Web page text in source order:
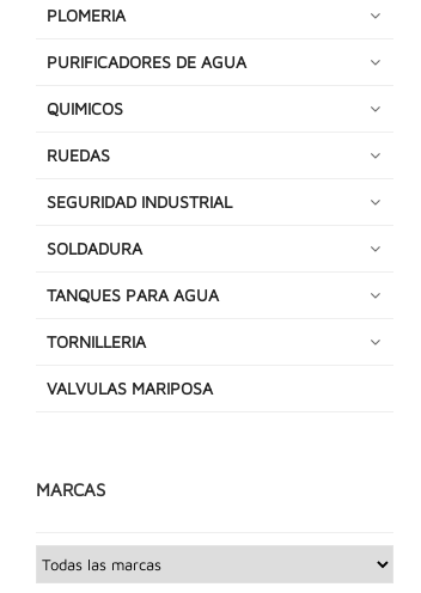
PLOMERIA
PURIFICADORES DE AGUA
QUIMICOS
RUEDAS
SEGURIDAD INDUSTRIAL
SOLDADURA
TANQUES PARA AGUA
TORNILLERIA
VALVULAS MARIPOSA
MARCAS